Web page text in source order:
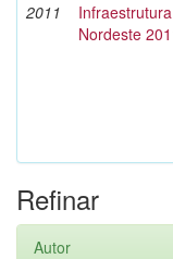
2011
Nordeste
Refinar
Autor